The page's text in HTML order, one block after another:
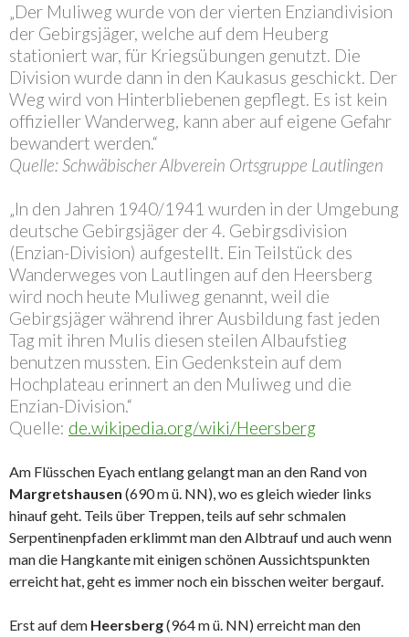
„Der Muliweg wurde von der vierten Enziandivision
der Gebirgsjäger, welche auf dem Heuberg
stationiert war, für Kriegsübungen genutzt. Die
Division wurde dann in den Kaukasus geschickt. Der
Weg wird von Hinterbliebenen gepflegt. Es ist kein
offizieller Wanderweg, kann aber auf eigene Gefahr
bewandert werden.“
Quelle: Schwäbischer Albverein Ortsgruppe Lautlingen
„In den Jahren 1940/1941 wurden in der Umgebung
deutsche Gebirgsjäger der 4. Gebirgsdivision
(Enzian-Division) aufgestellt. Ein Teilstück des
Wanderweges von Lautlingen auf den Heersberg
wird noch heute Muliweg genannt, weil die
Gebirgsjäger während ihrer Ausbildung fast jeden
Tag mit ihren Mulis diesen steilen Albaufstieg
benutzen mussten. Ein Gedenkstein auf dem
Hochplateau erinnert an den Muliweg und die
Enzian-Division.“
Quelle: de.wikipedia.org/wiki/Heersberg
Am Flüsschen Eyach entlang gelangt man an den Rand von
Margretshausen (690 m ü. NN), wo es gleich wieder links
hinauf geht. Teils über Treppen, teils auf sehr schmalen
Serpentinenpfaden erklimmt man den Albtrauf und auch wenn
man die Hangkante mit einigen schönen Aussichtspunkten
erreicht hat, geht es immer noch ein bisschen weiter bergauf.
Erst auf dem Heersberg(964 m ü. NN) erreicht man den